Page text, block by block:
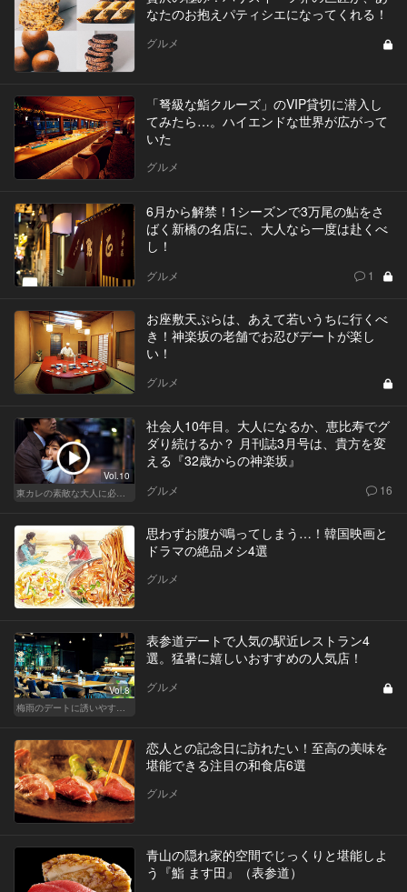
なたのお抱えパティシエになってくれる！
グルメ
「弩級な鮨クルーズ」のVIP貸切に潜入し
てみたら…。ハイエンドな世界が広がって
いた
グルメ
6月から解禁！1シーズンで3万尾の鮎をさ
ばく新橋の名店に、大人なら一度は赴くべ
し！
グルメ 1
お座敷天ぷらは、あえて若いうちに行くべ
き！神楽坂の老舗でお忍びデートが楽し
い！
グルメ
Vol.10
東カレの素敵な大人に必要なこと
社会人10年目。大人になるか、恵比寿でグ
ダり続けるか？ 月刊誌3月号は、貴方を変
える『32歳からの神楽坂』
グルメ 16
思わずお腹が鳴ってしまう…！韓国映画と
ドラマの絶品メシ4選
グルメ
Vol.8
表参道デートで人気の駅近レストラン4
選。猛暑に嬉しいおすすめの人気店！
グルメ
恋人との記念日に訪れたい！至高の美味を
堪能できる注目の和食店6選
グルメ
青山の隠れ家的空間でじっくりと堪能しよ
う『鮨 ます田』（表参道）